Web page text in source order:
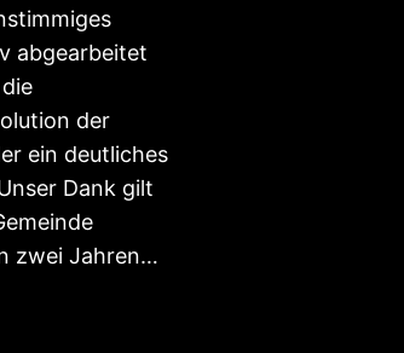
abgearbeitet
der
ein deutliches
Dank gilt
zwei Jahren…